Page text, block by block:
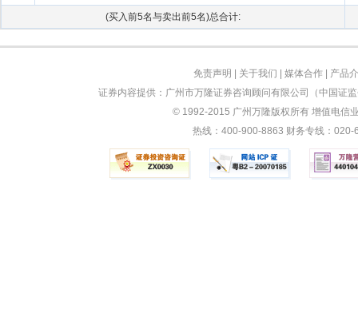
(买入前5名与卖出前5名)总合计:
免责声明 关于我们 媒体合作
产品
证券内容提供：广州市万隆证券咨询顾问有限公司（中国证
© 1992-2015 广州万隆版权所有 增值电信
热线：400-900-8863 财务专线：